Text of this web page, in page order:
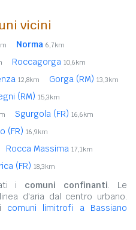
vicini
Norma 6,7km
Roccagorga 10,6km
12,8km Gorga (RM) 13,3km
(RM) 15,3km
Sgurgola (FR) 16,6km
(FR) 16,9km
Rocca Massima 17,1km
(FR) 18,3km
i comuni confinanti. Le
d'aria dal centro urbano.
comuni limitrofi a Bassiano